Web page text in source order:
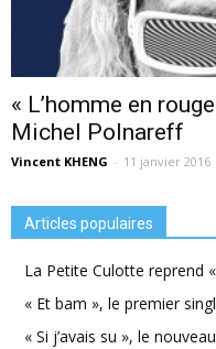
« L’homme en
Michel Polnareff
Vincent KHENG - 11 janvier 2016
Articles populaires
La Petite Culotte reprend
« Et bam », le premier
« Si j’avais su », le